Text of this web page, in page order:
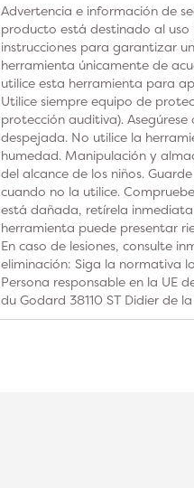
Advertencia e información de
producto está destinado al uso
instrucciones para garantizar
herramienta únicamente de
utilice esta herramienta para
Utilice siempre equipo de
protección auditiva).
despejada. No utilice la
humedad. Manipulación y
del alcance de los niños.
cuando no la utilice.
está dañada, retírela
herramienta puede presentar
En caso de lesiones, consulte
eliminación: Siga la normativa
Persona responsable en la UE
du Godard 38110 ST Didier de